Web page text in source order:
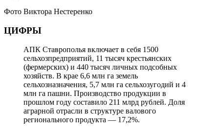
Фото Виктора Нестеренко
ЦИФРЫ
АПК Ставрополья включает в себя 1500
сельхозпредприятий, 11 тысяч крестьянских
(фермерских) и 440 тысяч личных подсобных
хозяйств. В крае 6,6 млн га земель
сельхозназначения, 5,7 млн га сельхозугодий и 4
млн га пашни. Производство продукции в
прошлом году составило 211 млрд рублей. Доля
аграрной отрасли в структуре валового
регионального продукта — 17,2%.